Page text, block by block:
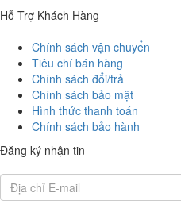
Hỗ Trợ Khách Hàng
Chính sách vận chuyển
Tiêu chí bán hàng
Chính sách đổi/trả
Chính sách bảo mật
Hình thức thanh toán
Chính sách bảo hành
Đăng ký nhận tin